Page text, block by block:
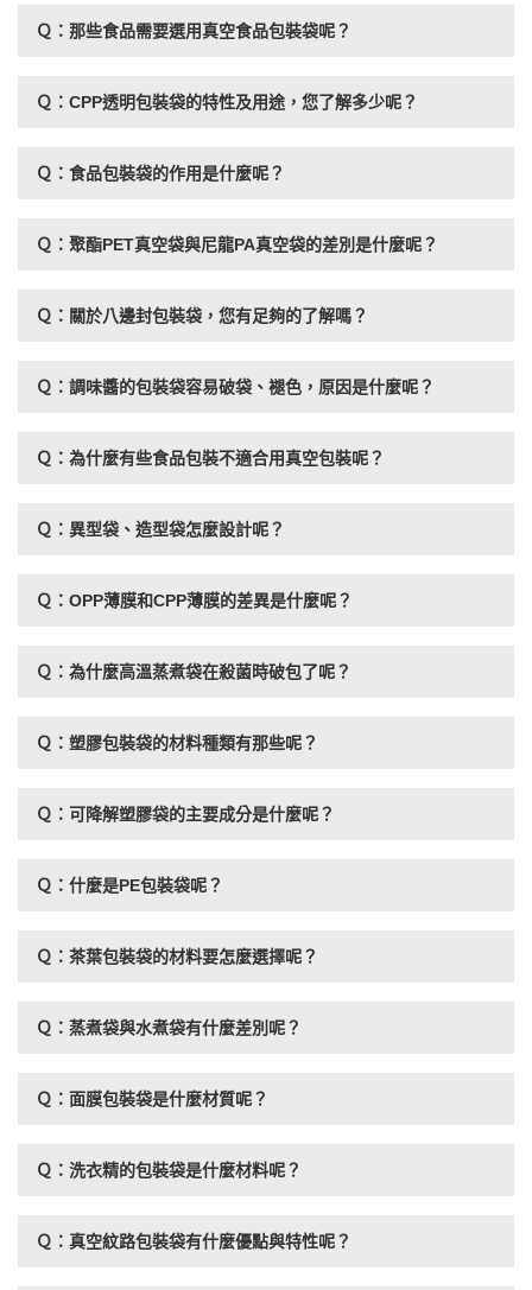
Ｑ：那些食品需要選用真空食品包裝袋呢？
Ｑ：CPP透明包裝袋的特性及用途，您了解多少呢？
Ｑ：食品包裝袋的作用是什麼呢？
Ｑ：聚酯PET真空袋與尼龍PA真空袋的差別是什麼呢？
Ｑ：關於八邊封包裝袋，您有足夠的了解嗎？
Ｑ：調味醬的包裝袋容易破袋、褪色，原因是什麼呢？
Ｑ：為什麼有些食品包裝不適合用真空包裝呢？
Ｑ：異型袋、造型袋怎麼設計呢？
Ｑ：OPP薄膜和CPP薄膜的差異是什麼呢？
Ｑ：為什麼高溫蒸煮袋在殺菌時破包了呢？
Ｑ：塑膠包裝袋的材料種類有那些呢？
Ｑ：可降解塑膠袋的主要成分是什麼呢？
Ｑ：什麼是PE包裝袋呢？
Ｑ：茶葉包裝袋的材料要怎麼選擇呢？
Ｑ：蒸煮袋與水煮袋有什麼差別呢？
Ｑ：面膜包裝袋是什麼材質呢？
Ｑ：洗衣精的包裝袋是什麼材料呢？
Ｑ：真空紋路包裝袋有什麼優點與特性呢？